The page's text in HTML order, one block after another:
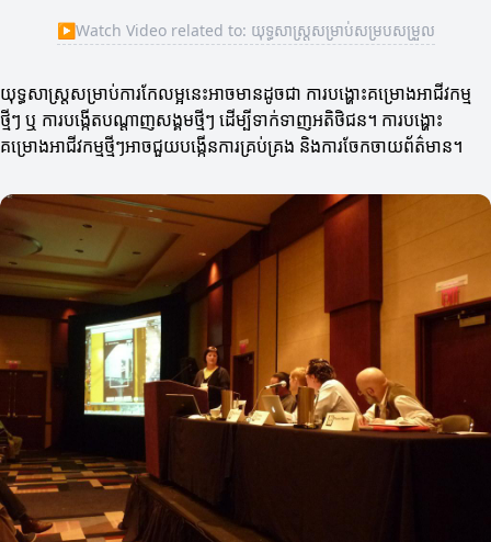
▶Watch Video related to: យុទ្ធសាស្ត្រ​សម្រាប់​សម្របសម្រួល
យុទ្ធសាស្ត្រសម្រាប់ការកែលម្អនេះអាចមានដូចជា ការបង្ហោះគម្រោងអាជីវកម្ម
ថ្មីៗ ឬ ការបង្កើតបណ្តាញសង្គមថ្មីៗ ដើម្បីទាក់ទាញអតិថិជន។ ការបង្ហោះ
គម្រោងអាជីវកម្មថ្មីៗអាចជួយបង្កើនការគ្រប់គ្រង និងការចែកចាយព័ត៌មាន។